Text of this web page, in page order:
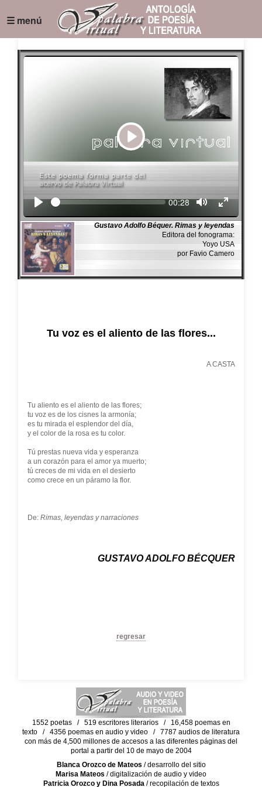
☰ menú
Play
Seek Current
00:28
Gustavo Adolfo Béquer. Rimas y leyendas
Editora del fonograma:
Yoyo USA
por Favio Camero
Tu voz es el aliento de las flores...
A CASTA
Tu aliento es el aliento de las flores;
tu voz es de los cisnes la armonía;
es tu mirada el esplendor del día,
y el color de la rosa es tu color.
Tú prestas nueva vida y esperanza
a un corazón para el amor ya muerto;
tú creces de mi vida en el desierto
como crece en un páramo la flor.
De: Rimas, leyendas y narraciones
GUSTAVO ADOLFO BÉCQUER
regresar
1552 poetas / 519 escritores literarios / 16,458 poemas en
texto / 4356 poemas en audio y video / 7787 audios de literatura
con más de 4,500 millones de accesos a las diferentes páginas del
portal a partir del 10 de mayo de 2004
Blanca Orozco de Mateos / desarrollo del sitio
Marisa Mateos / digitalización de audio y video
Patricia Orozco y Dina Posada/ recopilación de textos